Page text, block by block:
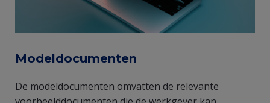
Modeldocumenten
De modeldocumenten omvatten de relevante